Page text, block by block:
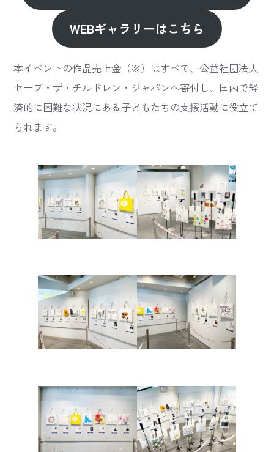
WEBギャラリーはこちら
本イベントの作品売上金（※）はすべて、公益社団法人
セーブ・ザ・チルドレン・ジャパンへ寄付し、国内で経
済的に困難な状況にある子どもたちの支援活動に役立て
られます。